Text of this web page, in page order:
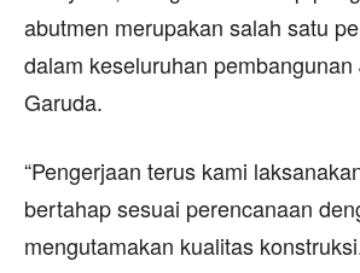
abutmen merupakan salah satu
dalam keseluruhan pembangunan
Garuda.
“Pengerjaan terus kami
bertahap sesuai perencanaan
mengutamakan kualitas